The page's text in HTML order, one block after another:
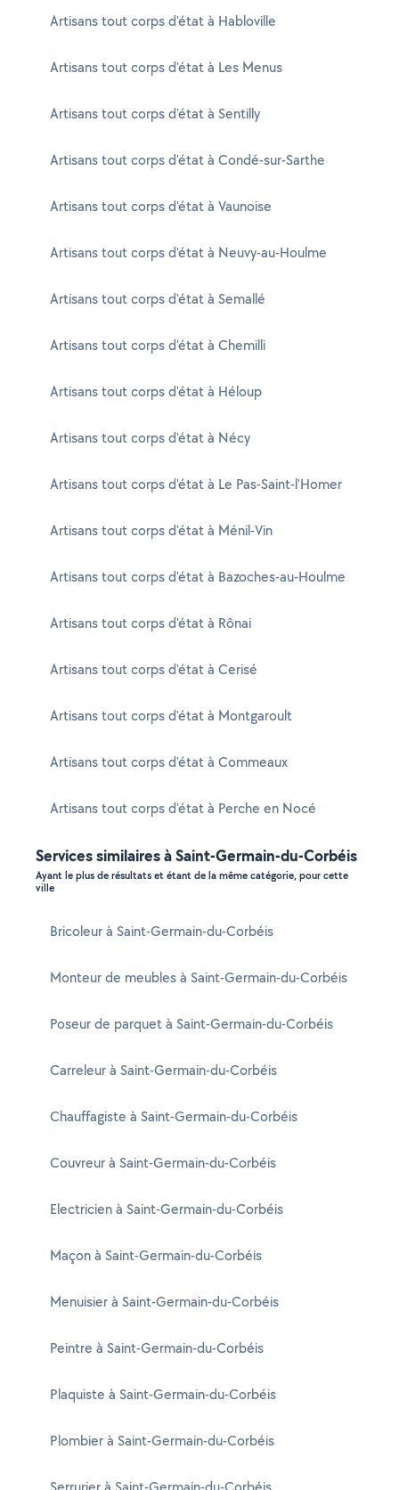
Artisans tout corps d'état à Habloville
Artisans tout corps d'état à Les Menus
Artisans tout corps d'état à Sentilly
Artisans tout corps d'état à Condé-sur-Sarthe
Artisans tout corps d'état à Vaunoise
Artisans tout corps d'état à Neuvy-au-Houlme
Artisans tout corps d'état à Semallé
Artisans tout corps d'état à Chemilli
Artisans tout corps d'état à Héloup
Artisans tout corps d'état à Nécy
Artisans tout corps d'état à Le Pas-Saint-l'Homer
Artisans tout corps d'état à Ménil-Vin
Artisans tout corps d'état à Bazoches-au-Houlme
Artisans tout corps d'état à Rônai
Artisans tout corps d'état à Cerisé
Artisans tout corps d'état à Montgaroult
Artisans tout corps d'état à Commeaux
Artisans tout corps d'état à Perche en Nocé
Services similaires à Saint-Germain-du-Corbéis
Ayant le plus de résultats et étant de la même catégorie, pour cette
ville
Bricoleur à Saint-Germain-du-Corbéis
Monteur de meubles à Saint-Germain-du-Corbéis
Poseur de parquet à Saint-Germain-du-Corbéis
Carreleur à Saint-Germain-du-Corbéis
Chauffagiste à Saint-Germain-du-Corbéis
Couvreur à Saint-Germain-du-Corbéis
Electricien à Saint-Germain-du-Corbéis
Maçon à Saint-Germain-du-Corbéis
Menuisier à Saint-Germain-du-Corbéis
Peintre à Saint-Germain-du-Corbéis
Plaquiste à Saint-Germain-du-Corbéis
Plombier à Saint-Germain-du-Corbéis